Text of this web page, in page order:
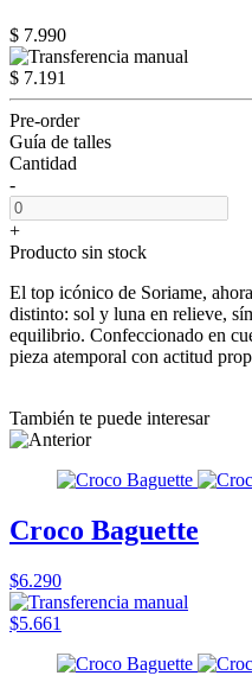
$ 7.990
$ 7.191
Pre-order
Guía de talles
Cantidad
-
+
Producto sin stock
El top icónico de Soriame,
distinto: sol y luna en relieve,
equilibrio. Confeccionado en
pieza atemporal con actitud
También te puede interesar
Croco Baguette
$6.290
$5.661